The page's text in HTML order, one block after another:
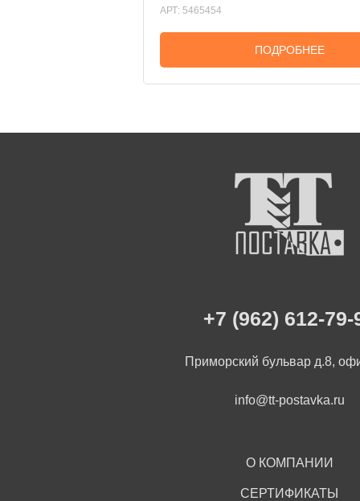
АРТ: 5465454
ПОДРОБНЕЕ
+7 (962) 612-79-
Приморский бульвар д.8,
info@tt-postavka.ru
О КОМПАНИИ
СЕРТИФИКАТЫ